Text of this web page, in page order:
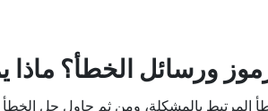
ورسائل الخطأ؟ ماذا
بالمشكلة، ومن ثم حاول حل الخطأ